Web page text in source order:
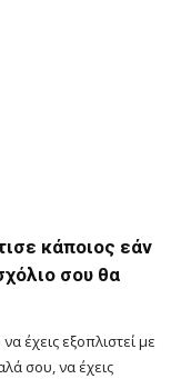
κάποιος εάν
σου θα
έχεις εξοπλιστεί με
σου, να έχεις